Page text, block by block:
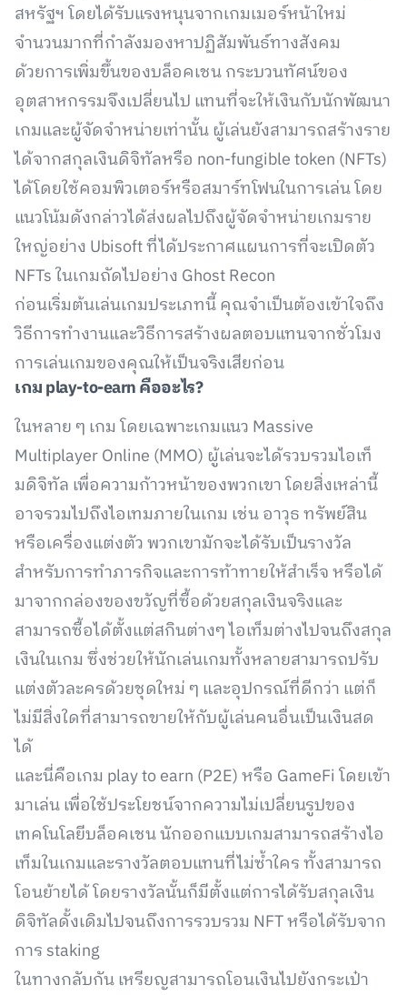
สหรัฐฯ โดยได้รับแรงหนุนจากเกมเมอร์หน้าใหม่
จำนวนมากที่กำลังมองหาปฏิสัมพันธ์ทางสังคม
ด้วยการเพิ่มขึ้นของบล็อคเชน กระบวนทัศน์ของ
อุตสาหกรรมจึงเปลี่ยนไป แทนที่จะให้เงินกับนักพัฒนา
เกมและผู้จัดจำหน่ายเท่านั้น ผู้เล่นยังสามารถสร้างราย
ได้จากสกุลเงินดิจิทัลหรือ non-fungible token (NFTs)
ได้โดยใช้คอมพิวเตอร์หรือสมาร์ทโฟนในการเล่น โดย
แนวโน้มดังกล่าวได้ส่งผลไปถึงผู้จัดจำหน่ายเกมราย
ใหญ่อย่าง Ubisoft ที่ได้ประกาศแผนการที่จะเปิดตัว
NFTs ในเกมถัดไปอย่าง Ghost Recon
ก่อนเริ่มต้นเล่นเกมประเภทนี้ คุณจำเป็นต้องเข้าใจถึง
วิธีการทำงานและวิธีการสร้างผลตอบแทนจากชั่วโมง
การเล่นเกมของคุณให้เป็นจริงเสียก่อน
เกม play-to-earn คืออะไร?
ในหลาย ๆ เกม โดยเฉพาะเกมแนว Massive
Multiplayer Online (MMO) ผู้เล่นจะได้รวบรวมไอเท็
มดิจิทัล เพื่อความก้าวหน้าของพวกเขา โดยสิ่งเหล่านี้
อาจรวมไปถึงไอเทมภายในเกม เช่น อาวุธ ทรัพย์สิน
หรือเครื่องแต่งตัว พวกเขามักจะได้รับเป็นรางวัล
สำหรับการทำภารกิจและการท้าทายให้สำเร็จ หรือได้
มาจากกล่องของขวัญที่ซื้อด้วยสกุลเงินจริงและ
สามารถซื้อได้ตั้งแต่สกินต่างๆ ไอเท็มต่างไปจนถึงสกุล
เงินในเกม ซึ่งช่วยให้นักเล่นเกมทั้งหลายสามารถปรับ
แต่งตัวละครด้วยชุดใหม่ ๆ และอุปกรณ์ที่ดีกว่า แต่ก็
ไม่มีสิ่งใดที่สามารถขายให้กับผู้เล่นคนอื่นเป็นเงินสด
ได้
และนี่คือเกม play to earn (P2E) หรือ GameFi โดยเข้า
มาเล่น เพื่อใช้ประโยชน์จากความไม่เปลี่ยนรูปของ
เทคโนโลยีบล็อคเชน นักออกแบบเกมสามารถสร้างไอ
เท็มในเกมและรางวัลตอบแทนที่ไม่ซ้ำใคร ทั้งสามารถ
โอนย้ายได้ โดยรางวัลนั้นก็มีตั้งแต่การได้รับสกุลเงิน
ดิจิทัลดั้งเดิมไปจนถึงการรวบรวม NFT หรือได้รับจาก
การ staking
ในทางกลับกัน เหรียญสามารถโอนเงินไปยังกระเป๋า